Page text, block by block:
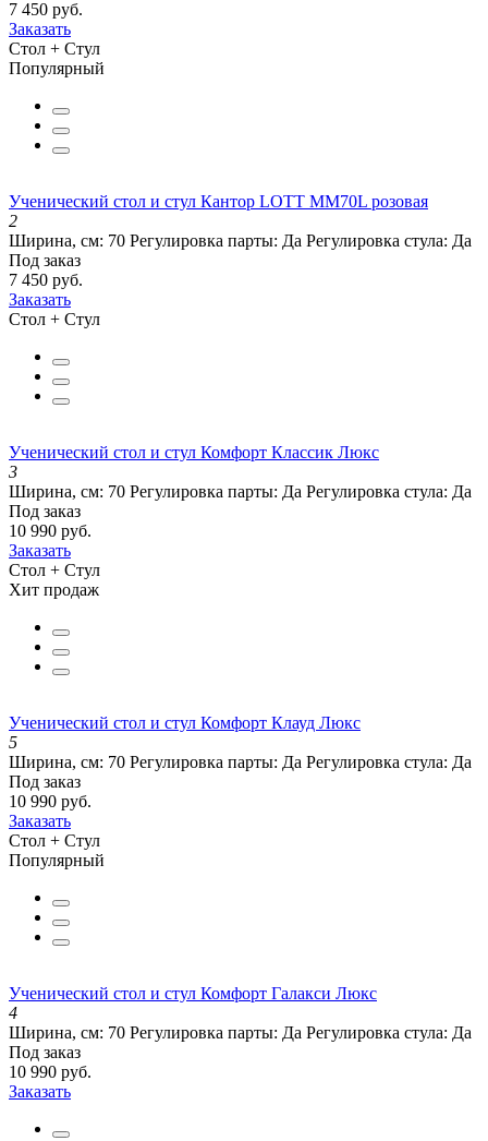
7 450 руб.
Заказать
Стол + Стул
Популярный
Ученический стол и стул Кантор LOTT MM70L розовая
2
Ширина, см: 70 Регулировка парты: Да Регулировка стула: Да
Под заказ
7 450 руб.
Заказать
Стол + Стул
Ученический стол и стул Комфорт Классик Люкс
3
Ширина, см: 70 Регулировка парты: Да Регулировка стула: Да
Под заказ
10 990 руб.
Заказать
Стол + Стул
Хит продаж
Ученический стол и стул Комфорт Клауд Люкс
5
Ширина, см: 70 Регулировка парты: Да Регулировка стула: Да
Под заказ
10 990 руб.
Заказать
Стол + Стул
Популярный
Ученический стол и стул Комфорт Галакси Люкс
4
Ширина, см: 70 Регулировка парты: Да Регулировка стула: Да
Под заказ
10 990 руб.
Заказать